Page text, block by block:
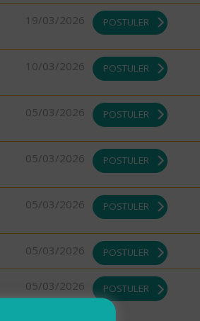
19/03/2026 POSTULER
10/03/2026 POSTULER
05/03/2026 POSTULER
05/03/2026 POSTULER
05/03/2026 POSTULER
05/03/2026 POSTULER
05/03/2026 POSTULER